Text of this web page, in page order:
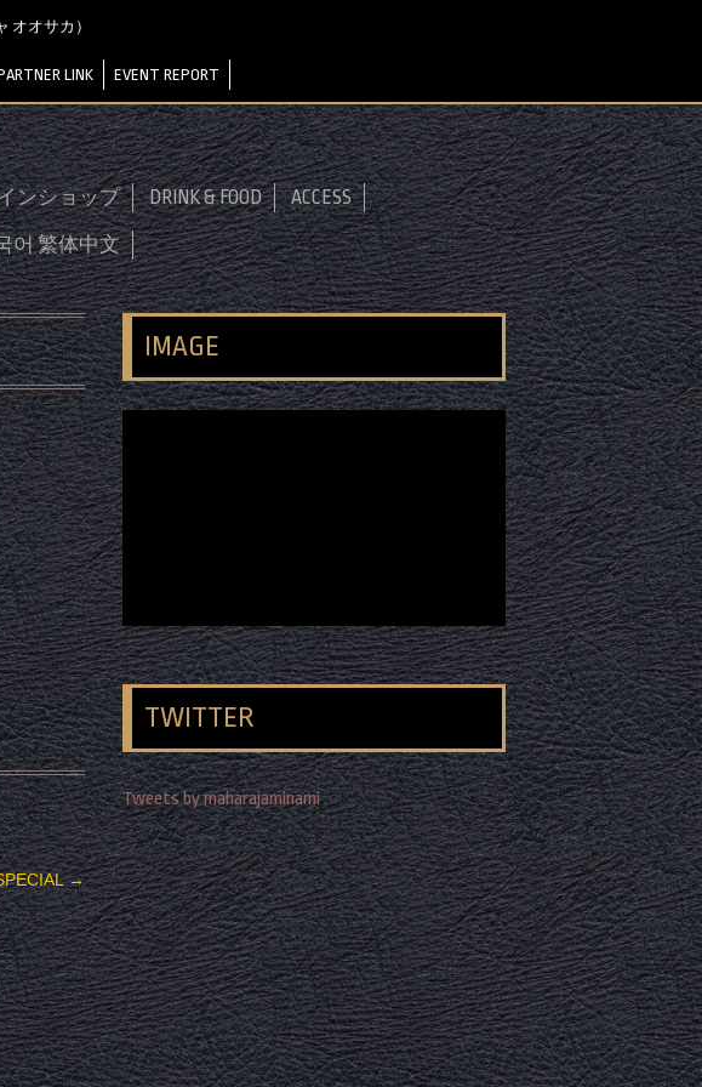
オオサカ）
LINK EVENT REPORT
インショップ DRINK & FOOD ACCESS
어 繁体中文
→
IMAGE
TWITTER
Tweets by maharajaminami